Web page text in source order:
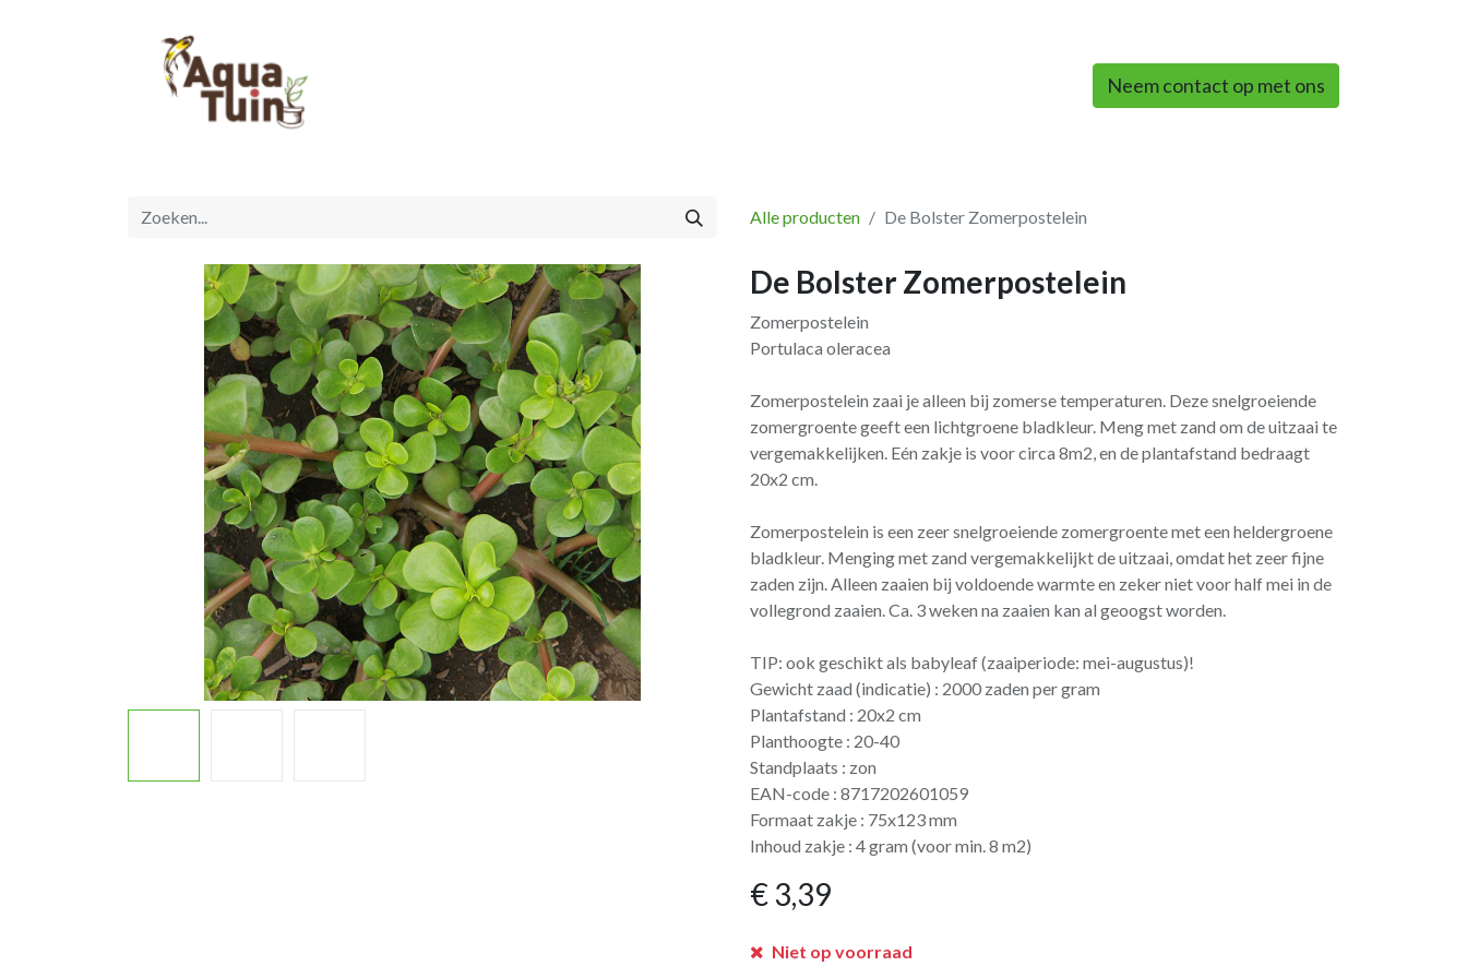
Neem contact op met ons
Alle producten De Bolster Zomerpostelein
De Bolster Zomerpostelein
Zomerpostelein
Portulaca oleracea
Zomerpostelein zaai je alleen bij zomerse temperaturen. Deze snelgroeiende
zomergroente geeft een lichtgroene bladkleur. Meng met zand om de uitzaai te
vergemakkelijken. Eén zakje is voor circa 8m2, en de plantafstand bedraagt
20x2 cm.
Zomerpostelein is een zeer snelgroeiende zomergroente met een heldergroene
bladkleur. Menging met zand vergemakkelijkt de uitzaai, omdat het zeer fijne
zaden zijn. Alleen zaaien bij voldoende warmte en zeker niet voor half mei in de
vollegrond zaaien. Ca. 3 weken na zaaien kan al geoogst worden.
TIP: ook geschikt als babyleaf (zaaiperiode: mei-augustus)!
Gewicht zaad (indicatie) : 2000 zaden per gram
Plantafstand : 20x2 cm
Planthoogte : 20-40
Standplaats : zon
EAN-code : 8717202601059
Formaat zakje : 75x123 mm
Inhoud zakje : 4 gram (voor min. 8 m2)
€3,39
Niet op voorraad